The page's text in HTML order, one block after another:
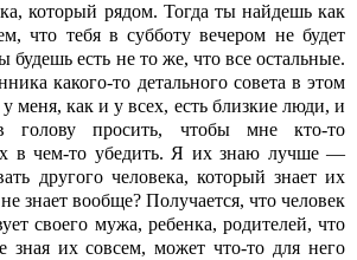
который рядом. Тогда ты найдешь как
что тебя в субботу вечером не будет
будешь есть не то же, что все остальные.
какого-то детального совета в этом
меня, как и у всех, есть близкие люди, и
просить, чтобы мне кто-то
в чем-то убедить. Я их знаю лучше —
другого человека, который знает их
знает вообще? Получается, что человек
своего мужа, ребенка, родителей, что
зная их совсем, может что-то для него